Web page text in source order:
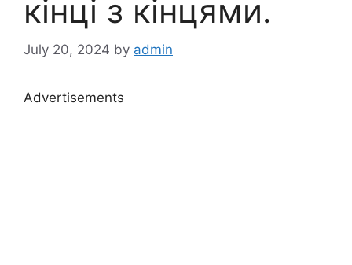
кінці з кінцями.
July 20, 2024 by admin
Advertisements